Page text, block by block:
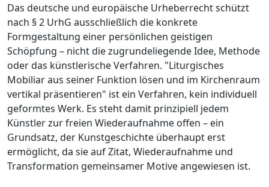
Das deutsche und europäische Urheberrecht schützt
nach § 2 UrhG ausschließlich die konkrete
Formgestaltung einer persönlichen geistigen
Schöpfung – nicht die zugrundeliegende Idee, Methode
oder das künstlerische Verfahren. "Liturgisches
Mobiliar aus seiner Funktion lösen und im Kirchenraum
vertikal präsentieren" ist ein Verfahren, kein individuell
geformtes Werk. Es steht damit prinzipiell jedem
Künstler zur freien Wiederaufnahme offen – ein
Grundsatz, der Kunstgeschichte überhaupt erst
ermöglicht, da sie auf Zitat, Wiederaufnahme und
Transformation gemeinsamer Motive angewiesen ist.